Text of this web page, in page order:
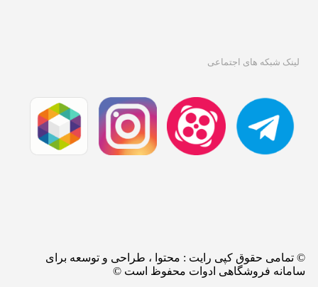
لینک شبکه های اجتماعی
© تمامی حقوق کپی رایت : محتوا ، طراحی و توسعه برای
سامانه فروشگاهی ادوات محفوظ است ©